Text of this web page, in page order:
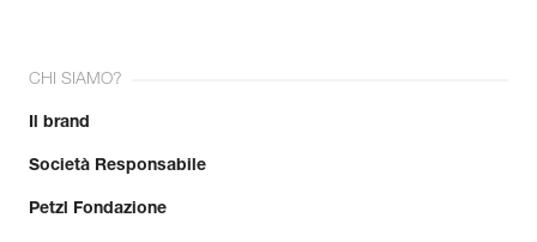
CHI SIAMO?
Il brand
Società Responsabile
Petzl Fondazione